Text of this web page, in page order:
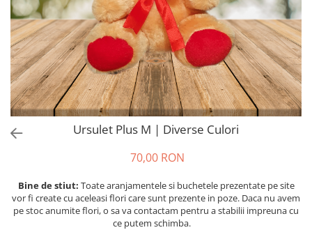
Ursulet Plus M | Diverse Culori
70,00 RON
Bine de stiut: Toate aranjamentele si buchetele prezentate pe site
vor fi create cu aceleasi flori care sunt prezente in poze. Daca nu avem
pe stoc anumite flori, o sa va contactam pentru a stabilii impreuna cu
ce putem schimba.